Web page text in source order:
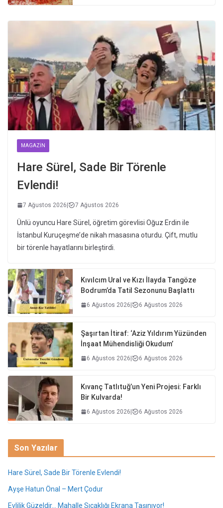
MAGAZIN
Hare Sürel, Sade Bir Törenle
Evlendi!
7 Ağustos 2026 7 Ağustos 2026
Ünlü oyuncu Hare Sürel, öğretim görevlisi Oğuz Erdin ile
İstanbul Kuruçeşme’de nikah masasına oturdu. Çift, mutlu
bir törenle hayatlarını birleştirdi.
Kıvılcım Ural ve Kızı İlayda Tangöze
Bodrum’da Tatil Sezonunu Başlattı
6 Ağustos 2026 6 Ağustos 2026
Şaşırtan İtiraf: ‘Aziz Yıldırım Yüzünden
İnşaat Mühendisliği Okudum’
6 Ağustos 2026 6 Ağustos 2026
Kıvanç Tatlıtuğ’un Yeni Projesi: Farklı
Bir Kulvarda!
6 Ağustos 2026 6 Ağustos 2026
Son Yazılar
Hare Sürel, Sade Bir Törenle Evlendi!
Ayşe Hatun Önal – Mert Çodur
Evlilik Güzeldir… Mahalle Sıcaklığı Ekrana Taşınıyor!